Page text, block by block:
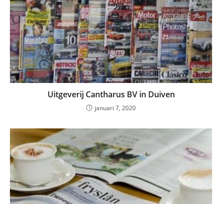
Uitgeverij Cantharus BV in Duiven
januari 7, 2020